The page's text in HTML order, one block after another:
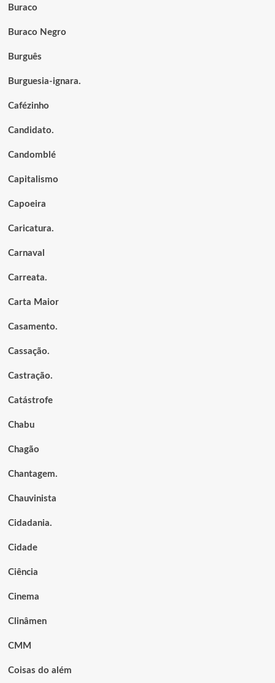
Buraco
Buraco Negro
Burguês
Burguesia-ignara.
Cafézinho
Candidato.
Candomblé
Capitalismo
Capoeira
Caricatura.
Carnaval
Carreata.
Carta Maior
Casamento.
Cassação.
Castração.
Catástrofe
Chabu
Chagão
Chantagem.
Chauvinista
Cidadania.
Cidade
Ciência
Cinema
Clinâmen
CMM
Coisas do além